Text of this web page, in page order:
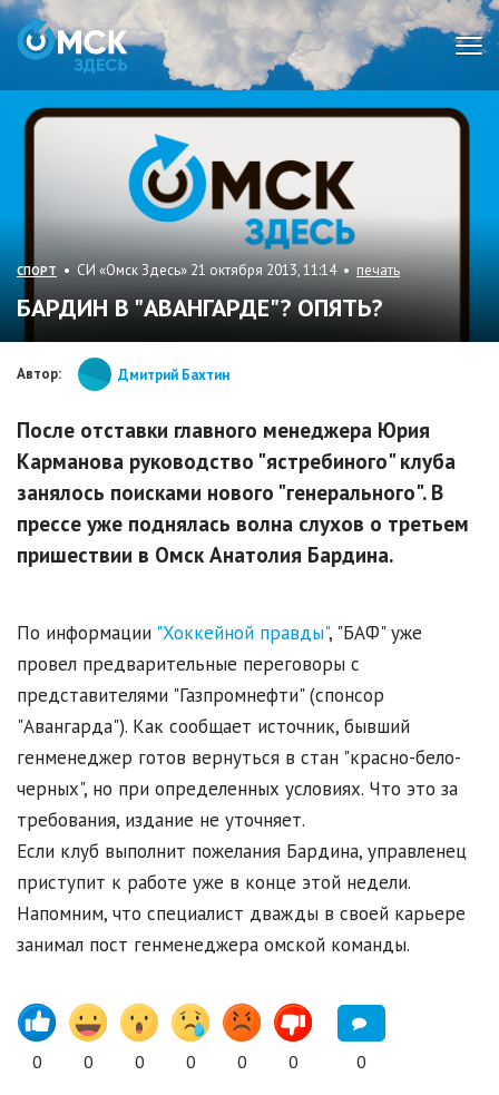
СПОРТ • СИ «Омск Здесь» 21 октября 2013, 11:14 • печать
БАРДИН В "АВАНГАРДЕ"? ОПЯТЬ?
Автор: Дмитрий Бахтин
После отставки главного менеджера Юрия
Карманова руководство "ястребиного" клуба
занялось поисками нового "генерального". В
прессе уже поднялась волна слухов о третьем
пришествии в Омск Анатолия Бардина.
По информации "Хоккейной правды", "БАФ" уже
провел предварительные переговоры с
представителями "Газпромнефти" (спонсор
"Авангарда"). Как сообщает источник, бывший
генменеджер готов вернуться в стан "красно-бело-
черных", но при определенных условиях. Что это за
требования, издание не уточняет.
Если клуб выполнит пожелания Бардина, управленец
приступит к работе уже в конце этой недели.
Напомним, что специалист дважды в своей карьере
занимал пост генменеджера омской команды.
0 0 0 0 0 0 0